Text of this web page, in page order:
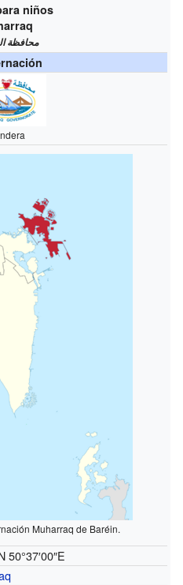
niños
محافظة
Muharraq de Baréin.
50°37′00″E